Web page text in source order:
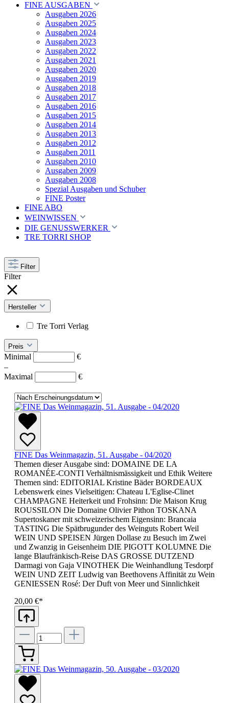
FINE AUSGABEN
Ausgaben 2026
Ausgaben 2025
Ausgaben 2024
Ausgaben 2023
Ausgaben 2022
Ausgaben 2021
Ausgaben 2020
Ausgaben 2019
Ausgaben 2018
Ausgaben 2017
Ausgaben 2016
Ausgaben 2015
Ausgaben 2014
Ausgaben 2013
Ausgaben 2012
Ausgaben 2011
Ausgaben 2010
Ausgaben 2009
Ausgaben 2008
Spezial Ausgaben und Schuber
FINE Poster
FINE ABO
WEINWISSEN
DIE GENUSSWERKER
TRE TORRI SHOP
Filter
Filter
Hersteller
Tre Torri Verlag
Preis
Minimal
€
–
Maximal
€
FINE Das Weinmagazin, 51. Ausgabe - 04/2020
Themen dieser Ausgabe sind: DOMAINE DE LA
ROMANÉE-CONTI Verhältnismässigkeit und Ethik Weitere
Themen sind: EDITORIAL Kristine Bäder BORDEAUX
Lebenswerk eines Vielseitigen: Chateau L'Eglise-Clinet
CHAMPAGNE Heiterkeit und Frohsinn: Die Maison Krug
ROUSSILON Die Domaine Olivier Pithon TOSKANA
Supertoskaner mit schweizerischem Eigensinn: Brancaia
TASTING Die Spätbrugunder des Weinguts Robert Weil
WEIN UND SPEISEN Jürgen Dollase zu Besuch im Zwei
und Zwanzig in Geisenheim DIE PIGOTT KOLUMNE Die
lange Blaufränkisch-Reise DAS GROSSE DUTZEND
Darmagi von Gaja VINOTHEK Die Weinhandlung Tesdorpf
WEIN UND ZEIT Ludwig van Beethovens Affinität zu Wein
GENIESSEN Rosé: Der Duft von Meer und Sinnlichkeit
20,00 €*